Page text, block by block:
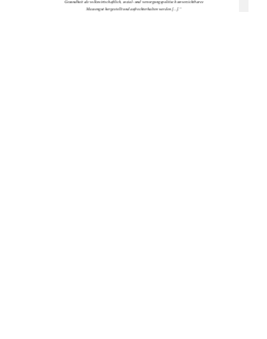
Gesundheit als volkswirtschaftlich, sozial- und versorgungspolitisch unverzichtbares
Massengut hergestellt und aufrechterhalten werden [...].“